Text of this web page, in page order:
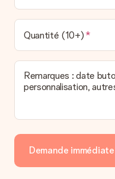
Quantité (10+)
Remarques : date
personnalisation,
Demande immédiate